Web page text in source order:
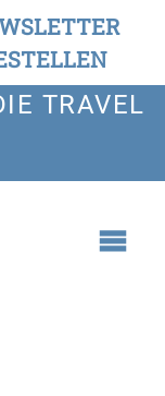
TRAVEL